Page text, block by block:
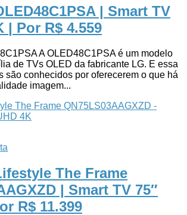
| Smart TV
| Por R$ 4.559
A OLED48C1PSA é um modelo
de TVs OLED da fabricante LG. E essa
são conhecidos por oferecerem o que há
imagem...
The Frame
| Smart TV 75″
R$ 11.399